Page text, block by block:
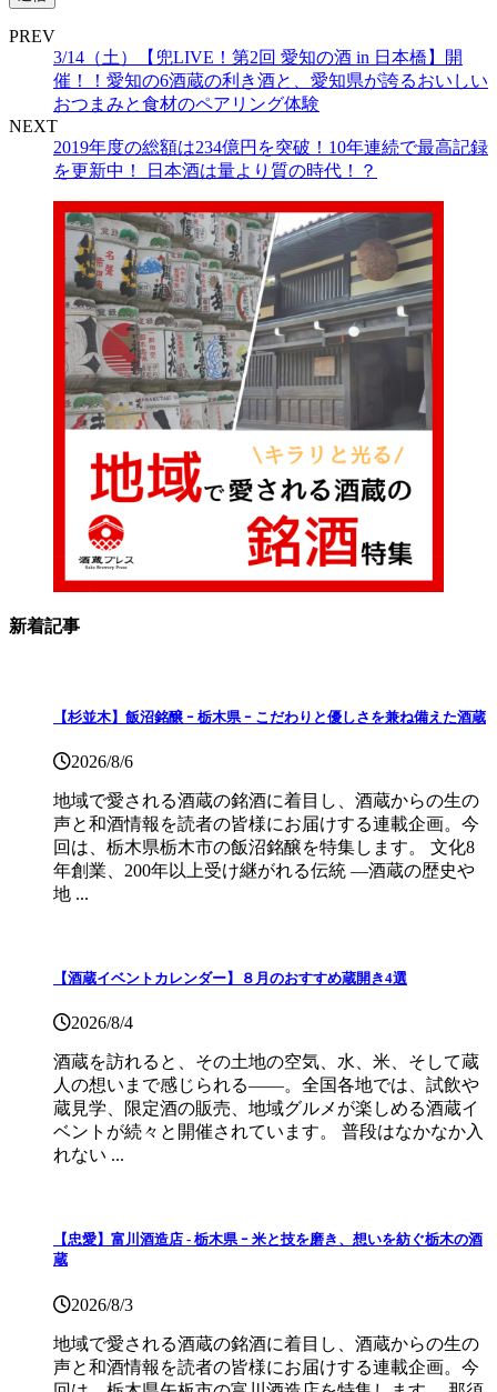
PREV
3/14（土）【兜LIVE！第2回 愛知の酒 in 日本橋】開
催！！愛知の6酒蔵の利き酒と、愛知県が誇るおいしい
おつまみと食材のペアリング体験
NEXT
2019年度の総額は234億円を突破！10年連続で最高記録
を更新中！ 日本酒は量より質の時代！？
新着記事
【杉並木】飯沼銘醸 ｰ 栃木県 ｰ こだわりと優しさを兼ね備えた酒蔵
2026/8/6
地域で愛される酒蔵の銘酒に着目し、酒蔵からの生の
声と和酒情報を読者の皆様にお届けする連載企画。今
回は、栃木県栃木市の飯沼銘醸を特集します。 文化8
年創業、200年以上受け継がれる伝統 ―酒蔵の歴史や
地 ...
【酒蔵イベントカレンダー】８月のおすすめ蔵開き4選
2026/8/4
酒蔵を訪れると、その土地の空気、水、米、そして蔵
人の想いまで感じられる——。全国各地では、試飲や
蔵見学、限定酒の販売、地域グルメが楽しめる酒蔵イ
ベントが続々と開催されています。 普段はなかなか入
れない ...
【忠愛】富川酒造店 ‐ 栃木県 ｰ 米と技を磨き、想いを紡ぐ栃木の酒
蔵
2026/8/3
地域で愛される酒蔵の銘酒に着目し、酒蔵からの生の
声と和酒情報を読者の皆様にお届けする連載企画。今